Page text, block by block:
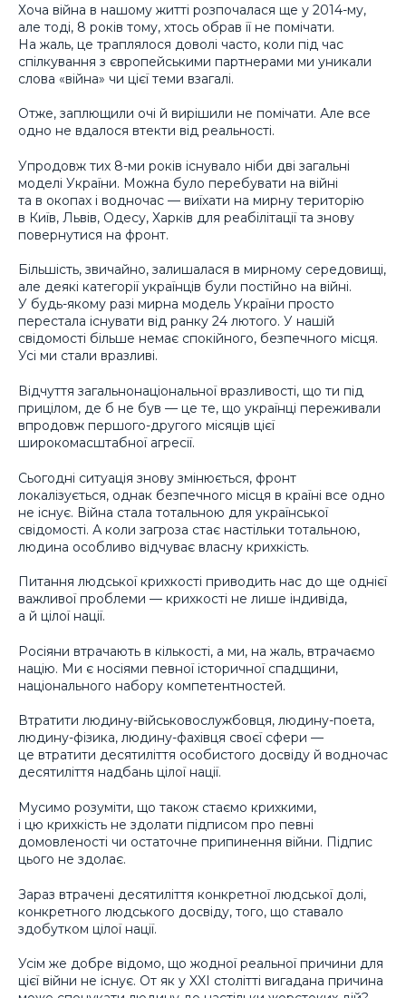
Хоча війна в нашому житті розпочалася ще у 2014-му,
але тоді, 8 років тому, хтось обрав її не помічати.
На жаль, це траплялося доволі часто, коли під час
спілкування з європейськими партнерами ми уникали
слова «війна» чи цієї теми взагалі.
Отже, заплющили очі й вирішили не помічати. Але все
одно не вдалося втекти від реальності.
Упродовж тих 8-ми років існувало ніби дві загальні
моделі України. Можна було перебувати на війні
та в окопах і водночас — виїхати на мирну територію
в Київ, Львів, Одесу, Харків для реабілітації та знову
повернутися на фронт.
Більшість, звичайно, залишалася в мирному середовищі,
але деякі категорії українців були постійно на війні.
У будь-якому разі мирна модель України просто
перестала існувати від ранку 24 лютого. У нашій
свідомості більше немає спокійного, безпечного місця.
Усі ми стали вразливі.
Відчуття загальнонаціональної вразливості, що ти під
прицілом, де б не був — це те, що українці переживали
впродовж першого-другого місяців цієї
широкомасштабної агресії.
Сьогодні ситуація знову змінюється, фронт
локалізується, однак безпечного місця в країні все одно
не існує. Війна стала тотальною для української
свідомості. А коли загроза стає настільки тотальною,
людина особливо відчуває власну крихкість.
Питання людської крихкості приводить нас до ще однієї
важливої проблеми — крихкості не лише індивіда,
а й цілої нації.
Росіяни втрачають в кількості, а ми, на жаль, втрачаємо
націю. Ми є носіями певної історичної спадщини,
національного набору компетентностей.
Втратити людину-військовослужбовця, людину-поета,
людину-фізика, людину-фахівця своєї сфери —
це втратити десятиліття особистого досвіду й водночас
десятиліття надбань цілої нації.
Мусимо розуміти, що також стаємо крихкими,
і цю крихкість не здолати підписом про певні
домовленості чи остаточне припинення війни. Підпис
цього не здолає.
Зараз втрачені десятиліття конкретної людської долі,
конкретного людського досвіду, того, що ставало
здобутком цілої нації.
Усім же добре відомо, що жодної реальної причини для
цієї війни не існує. От як у XXI столітті вигадана причина